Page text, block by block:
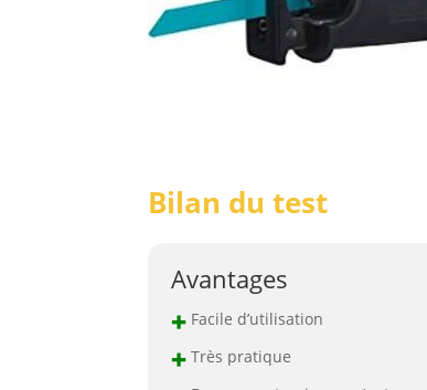
Bilan du test
Avantages
+Facile d’utilisation
+Très pratique